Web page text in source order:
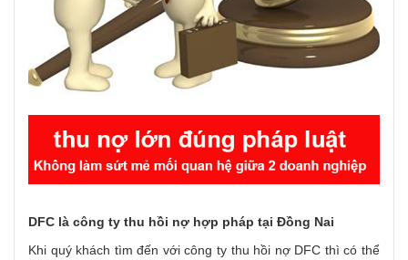
DFC là công ty thu hồi nợ hợp pháp tại Đồng Nai
Khi quý khách tìm đến với công ty thu hồi nợ DFC thì có thể